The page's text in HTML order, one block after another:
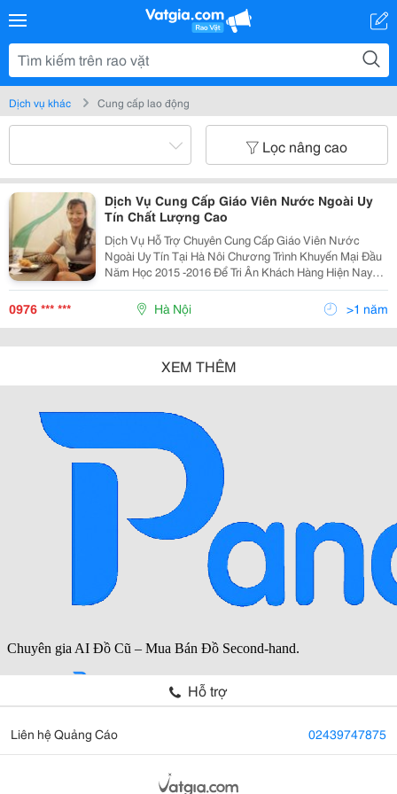
Dịch vụ khác Cung cấp lao động
Lọc nâng cao
Dịch Vụ Cung Cấp Giáo Viên Nước Ngoài Uy
Tín Chất Lượng Cao
Dịch Vụ Hỗ Trợ Chuyên Cung Cấp Giáo Viên Nước
Ngoài Uy Tín Tại Hà Nôi Chương Trình Khuyến Mại Đầu
Năm Học 2015 -2016 Để Tri Ân Khách Hàng Hiện Nay
Chúng Tôi Đang Triển Khai Chiến Dịch Tri Ân Khách
Hàng Khuyến Mại Hè Năm 2015 Nên Mức Phí Của Giá
0976 *** *** Hà Nội >1 năm
XEM THÊM
Hỗ trợ
Liên hệ Quảng Cáo 02439747875